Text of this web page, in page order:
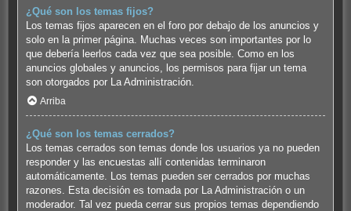
¿Qué son los temas fijos?
Los temas fijos aparecen en el foro por debajo de los anuncios y
solo en la primer página. Muchas veces son importantes por lo
que debería leerlos cada vez que sea posible. Como en los
anuncios globales y anuncios, los permisos para fijar un tema
son otorgados por La Administración.
Arriba
¿Qué son los temas cerrados?
Los temas cerrados son temas donde los usuarios ya no pueden
responder y las encuestas allí contenidas terminaron
automáticamente. Los temas pueden ser cerrados por muchas
razones. Esta decisión es tomada por La Administración o un
moderador. Tal vez pueda cerrar sus propios temas dependiendo